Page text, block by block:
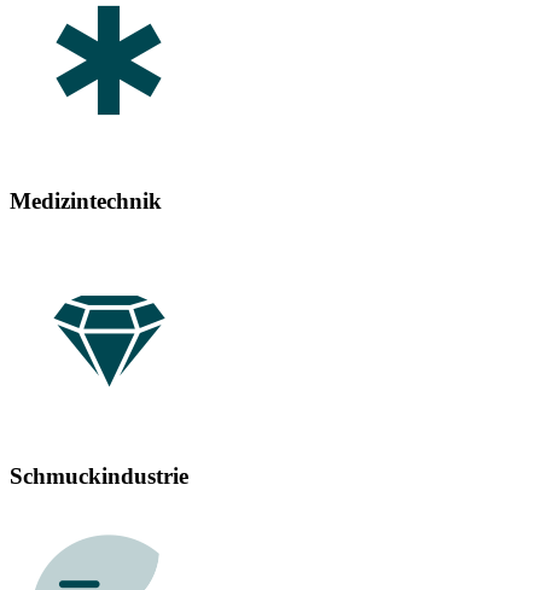
Medizintechnik
Schmuckindustrie